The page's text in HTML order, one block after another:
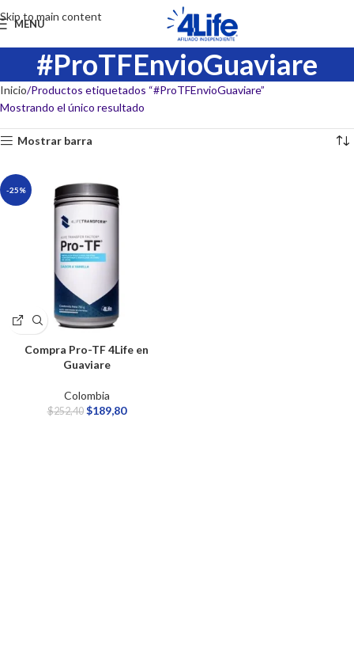
Skip to main content
MENU
#ProTFEnvioGuaviare
Inicio Productos etiquetados “#ProTFEnvioGuaviare”
Mostrando el único resultado
Mostrar barra
-25%
Compra Pro-TF 4Life en
Guaviare
Colombia
$252,40 $189,80